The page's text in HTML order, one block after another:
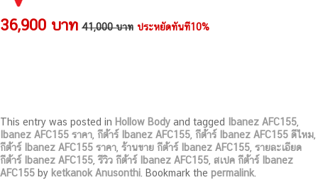
36,900 บาท 41,000 บาท ประหยัดทันที10%
This entry was posted in Hollow Body and tagged Ibanez AFC155,
Ibanez AFC155 ราคา, กีต้าร์ Ibanez AFC155, กีต้าร์ Ibanez AFC155 ดีไหม,
กีต้าร์ Ibanez AFC155 ราคา, ร้านขาย กีต้าร์ Ibanez AFC155, รายละเอียด
กีต้าร์ Ibanez AFC155,รีวิว กีต้าร์ Ibanez AFC155, สเปค กีต้าร์ Ibanez
AFC155 by ketkanok Anusonthi. Bookmark the permalink.